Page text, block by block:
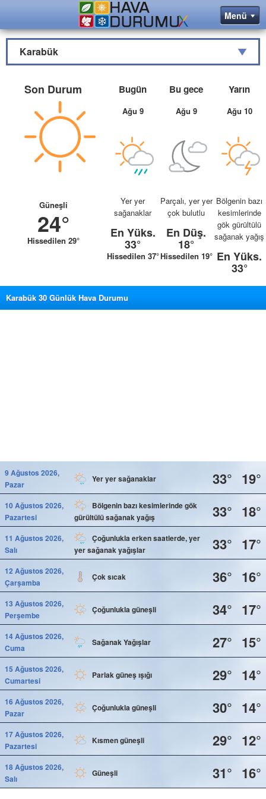
Karabük
Son Durum
Güneşli
24°
Hissedilen 29°
Bugün
Ağu 9
Yer yer
sağanaklar
En Yüks.
33°
Hissedilen 37°
Bu gece
Ağu 9
Parçalı, yer yer
çok bulutlu
En Düş.
18°
Hissedilen 19°
Yarın
Ağu 10
Bölgenin bazı
kesimlerinde
gök gürültülü
sağanak yağış
En Yüks.
33°
Karabük 30 Günlük Hava Durumu
9 Ağustos 2026,
Pazar
Yer yer sağanaklar 33° 19°
10 Ağustos 2026,
Pazartesi
Bölgenin bazı kesimlerinde gök
gürültülü sağanak yağış
33° 18°
11 Ağustos 2026,
Salı
Çoğunlukla erken saatlerde, yer
yer sağanak yağışlar
33° 17°
12 Ağustos 2026,
Çarşamba
Çok sıcak 36° 16°
13 Ağustos 2026,
Perşembe
Çoğunlukla güneşli 34° 17°
14 Ağustos 2026,
Cuma
Sağanak Yağışlar 27° 15°
15 Ağustos 2026,
Cumartesi
Parlak güneş ışığı 29° 14°
16 Ağustos 2026,
Pazar
Çoğunlukla güneşli 30° 14°
17 Ağustos 2026,
Pazartesi
Kısmen güneşli 29° 12°
18 Ağustos 2026,
Salı
Güneşli 31° 16°